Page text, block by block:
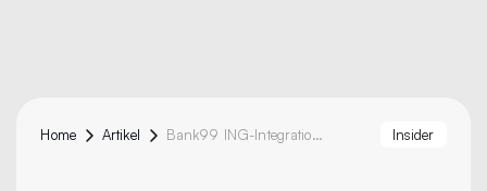
Home Artikel Bank99 ING-Integration Macht Zu Schaffen Insider